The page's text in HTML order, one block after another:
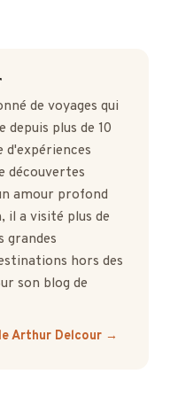
de voyages qui
plus de 10
d'expériences
découvertes
amour profond
il a visité plus de
grandes
hors des
son blog de
Arthur Delcour →